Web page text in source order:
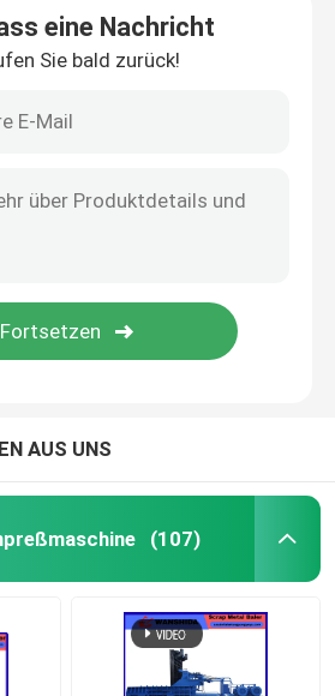
Metall
Maschine
eine Nachricht
Sie bald zurück!
AUS UNS
(107)